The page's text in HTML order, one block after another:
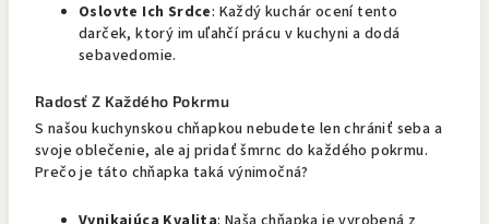
Oslovte Ich Srdce: Každý kuchár ocení tento
darček, ktorý im uľahčí prácu v kuchyni a dodá
sebavedomie.
Radosť Z Každého Pokrmu
S našou kuchynskou chňapkou nebudete len chrániť seba a
svoje oblečenie, ale aj pridať šmrnc do každého pokrmu.
Prečo je táto chňapka taká výnimočná?